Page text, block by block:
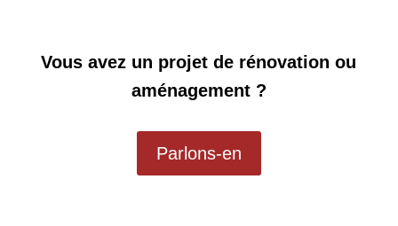
Vous avez un projet de rénovation ou
aménagement ?
Parlons-en